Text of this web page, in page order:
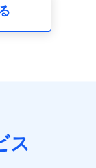
のメーカーや
などの情報、
者及び被保険
約者と被保険
ス